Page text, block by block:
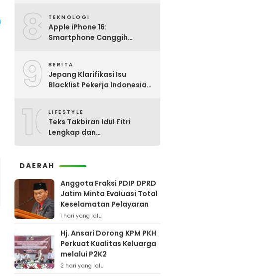
8 TEKNOLOGI
Apple iPhone 16:
Smartphone Canggih
9 BERITA
Jepang Klarifikasi Isu
Blacklist Pekerja Indonesia,
10LIFESTYLE
Teks Takbiran Idul Fitri
Lengkap dan
DAERAH
Anggota Fraksi PDIP DPRD
Jatim Minta Evaluasi Total
Keselamatan Pelayaran
1 hari yang lalu
Hj. Ansari Dorong KPM PKH
Perkuat Kualitas Keluarga
melalui P2K2
2 hari yang lalu